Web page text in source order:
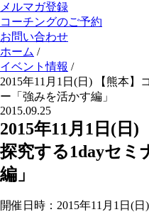
メルマガ登録
コーチングのご予約
お問い合わせ
ホーム /
イベント情報 /
2015年11月1日(日) 【熊本】
ー「強みを活かす編」
2015.09.25
2015年11月1日(日
探究する1dayセミ
編」
開催日時：2015年11月1日(